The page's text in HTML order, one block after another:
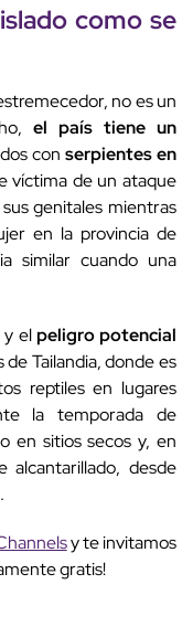
como se
no es un
el país tiene un
con serpientes en
víctima de un ataque
genitales mientras
en la provincia de
similar cuando una
y elpeligro potencial
Tailandia, donde es
reptiles en lugares
la temporada de
en sitios secos y, en
alcantarillado, desde
y te invitamos
gratis!